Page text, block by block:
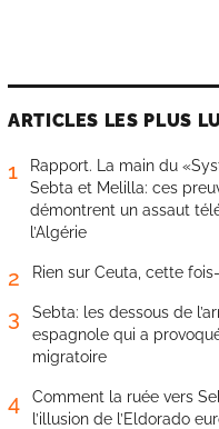
ARTICLES LES PLUS
1
Rapport. La main du
Sebta et Melilla: ces
démontrent un assaut
l’Algérie
2 Rien sur Ceuta, cette
3
Sebta: les dessous de
espagnole qui a
migratoire
4
Comment la ruée vers
l’illusion de l’Eldorado